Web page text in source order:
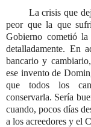
La crisis que
peor que la que
Gobierno cometió la
detalladamente. En
bancario y
ese invento de
que todos los
conservarla. Sería
cuando, pocos días
a los acreedores y el